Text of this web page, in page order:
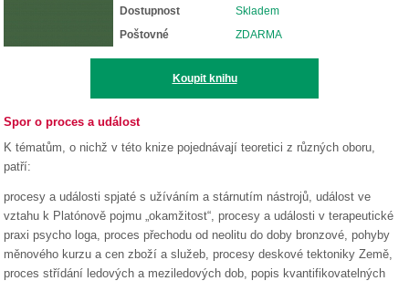
Dostupnost
Skladem
Poštovné
ZDARMA
Koupit knihu
Spor o proces a událost
K tématům, o nichž v této knize pojednávají teoretici z různých oboru,
patří:
procesy a události spjaté s užíváním a stárnutím nástrojů, událost ve
vztahu k Platónově pojmu „okamžitost“, procesy a události v terapeutické
praxi psycho loga, proces přechodu od neolitu do doby bronzové, pohyby
měnového kurzu a cen zboží a služeb, procesy deskové tektoniky Země,
proces střídání ledových a meziledových dob, popis kvantifikovatelných